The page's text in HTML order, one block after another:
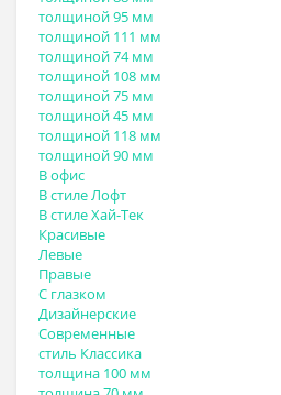
толщиной 95 мм
толщиной 111 мм
толщиной 74 мм
толщиной 108 мм
толщиной 75 мм
толщиной 45 мм
толщиной 118 мм
толщиной 90 мм
В офис
В стиле Лофт
В стиле Хай-Тек
Красивые
Левые
Правые
С глазком
Дизайнерские
Современные
стиль Классика
толщина 100 мм